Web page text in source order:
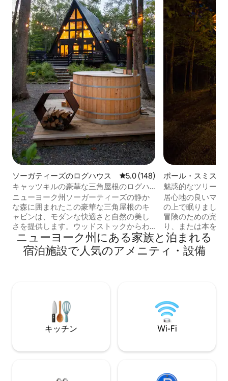
ソーガティーズのログハウス レビュー148件、5つ星中5.0つ
5.0 (148)
キャッツキルの豪華な三角屋根のログハ
ウス｜ジャグジー＆サウナ
ニューヨーク州ソーガーティーズの静か
な森に囲まれたこの豪華な三角屋根のキ
ャビンは、モダンな快適さと自然の美し
さを提供します。ウッドストックからわ
ずか10分、ニューヨーク市から2時間。2
エーカーのプライベートロットにありま
す。アクセスも簡単です。プレミアムク
が備わっています。犬連れOK！キャッツ
キルのハイキング、スキー、人気のダイ
ニングスポットの近くにある快適でスタ
イリッシュな隠れ家です。 詳しくは、私
「highwoodsaframe」をご覧ください！
ポール・スミスの
ウス
魅惑的なツリーハ
居心地の良いマジ
の上で眠りましょ
冒険のための完璧
り、または本を
ークなスポット
最適な場所です
はありません。
ン、調理器具をご
計画をお手伝いし
数マイルにわたる
索すべき美しい場
ニューヨーク州にある家族と泊まれる
宿泊施設で人気のアメニティ・設備
キッチン Wi-Fi